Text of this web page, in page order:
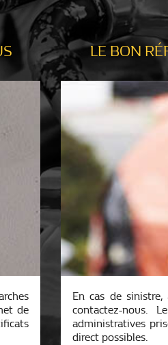
de
LE BON
En cas de sinistre,
contactez-nous.
administratives
direct possibles.